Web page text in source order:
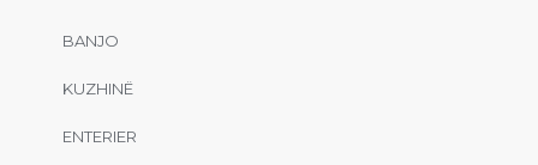
BANJO
KUZHINË
ENTERIER